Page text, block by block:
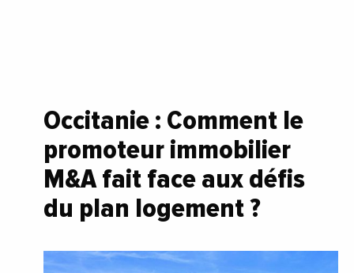
Occitanie : Comment le
promoteur immobilier
M&A fait face aux défis
du plan logement ?